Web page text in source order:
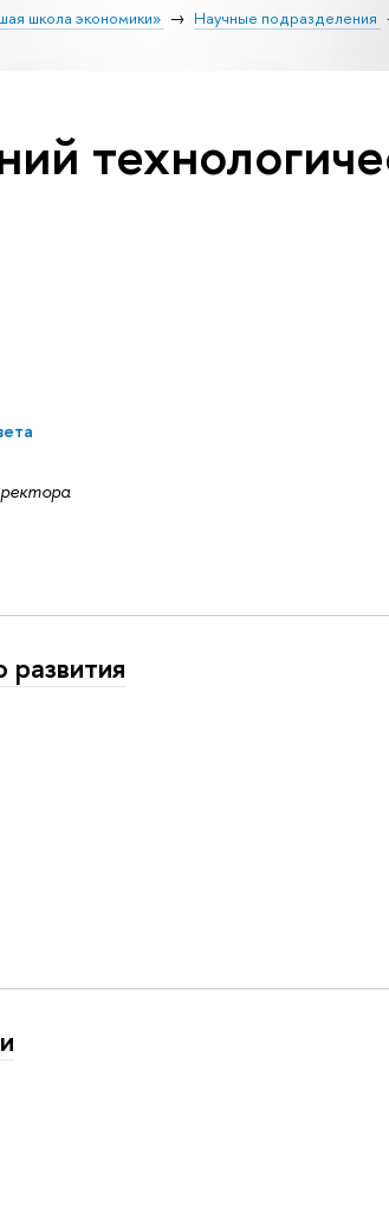
школа экономики» Научные подразделения
развития